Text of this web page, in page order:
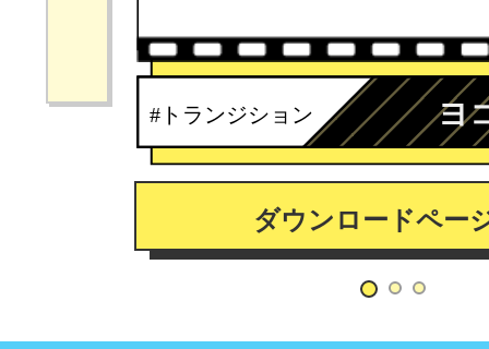
#トランジション ヨ
ダウンロードペー